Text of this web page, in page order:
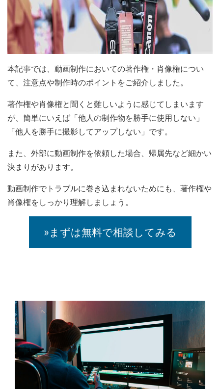
本記事では、動画制作においての著作権・肖像権につい
て、注意点や制作時のポイントをご紹介しました。
著作権や肖像権と聞くと難しいように感じてしまいます
が、簡単にいえば「他人の制作物を勝手に使用しない」
「他人を勝手に撮影してアップしない」です。
また、外部に動画制作を依頼した場合、帰属先など細かい
決まりがあります。
動画制作でトラブルに巻き込まれないためにも、著作権や
肖像権をしっかり理解しましょう。
»まずは無料で相談してみる